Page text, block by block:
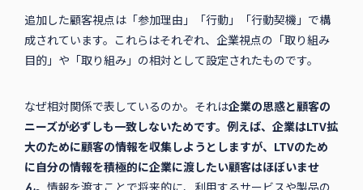
追加した顧客視点は「参加理由」「行動」「行動契機」で構
成されています。これらはそれぞれ、企業視点の「取り組み
目的」や「取り組み」の相対として設定されたものです。
なぜ相対関係で表しているのか。それは企業の思惑と顧客の
ニーズが必ずしも一致しないためです。例えば、企業はLTV拡
大のために顧客の情報を収集しようとしますが、LTVのため
に自分の情報を積極的に企業に渡したい顧客はほぼいませ